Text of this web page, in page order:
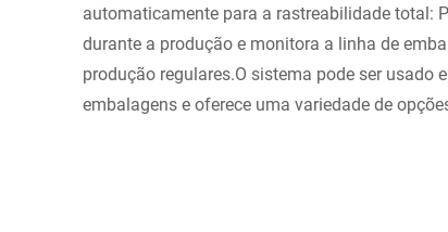
automaticamente para a rastreabilidade total:
durante a produção e monitora a linha de
produção regulares.O sistema pode ser usado
embalagens e oferece uma variedade de